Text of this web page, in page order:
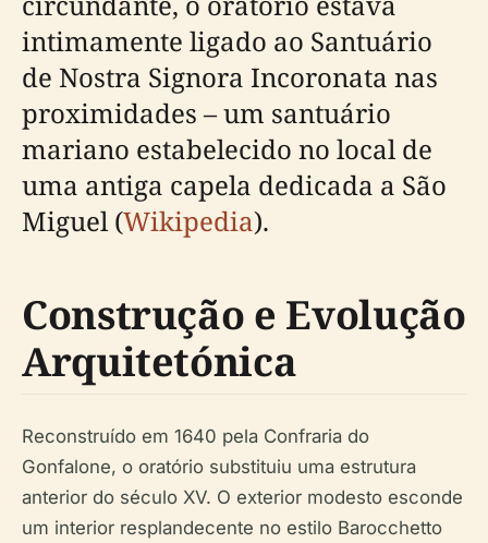
intimamente ligado ao Santuário
de Nostra Signora Incoronata nas
proximidades – um santuário
mariano estabelecido no local de
uma antiga capela dedicada a São
Miguel (Wikipedia).
Construção e Evolução
Arquitetónica
Reconstruído em 1640 pela Confraria do
Gonfalone, o oratório substituiu uma estrutura
anterior do século XV. O exterior modesto esconde
um interior resplandecente no estilo Barocchetto